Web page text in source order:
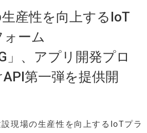
産性を向上するIoT
ーム
」、アプリ開発プロ
第一弾を提供開
設現場の生産性を向上するIoTプラ